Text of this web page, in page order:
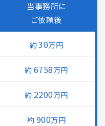
当事務所に
ご依頼後
30万円
6758万円
2200万円
900万円